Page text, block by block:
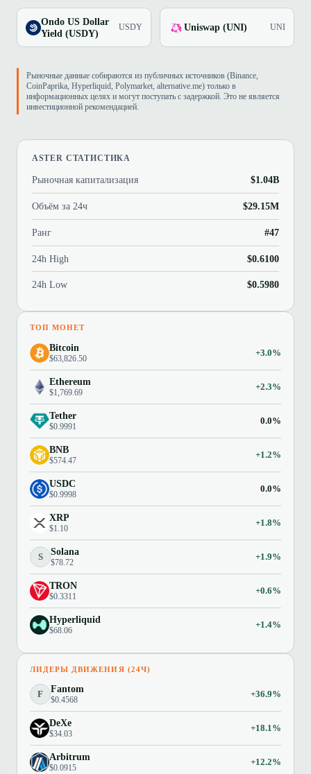
Ondo US Dollar
Yield (USDY)
USDY Uniswap (UNI) UNI
Рыночные данные собираются из публичных источников (Binance,
CoinPaprika, Hyperliquid, Polymarket, alternative.me) только в
информационных целях и могут поступать с задержкой. Это не является
инвестиционной рекомендацией.
ASTER СТАТИСТИКА
Рыночная капитализация $1.04B
Объём за 24ч $29.15M
Ранг #47
24h High $0.6100
24h Low $0.5980
ТОП МОНЕТ
Bitcoin
$63,826.50
+3.0%
Ethereum
$1,769.69
+2.3%
Tether
$0.9991
0.0%
BNB
$574.47
+1.2%
USDC
$0.9998
0.0%
XRP
$1.10
+1.8%
S Solana
$78.72
+1.9%
TRON
$0.3311
+0.6%
Hyperliquid
$68.06
+1.4%
ЛИДЕРЫ ДВИЖЕНИЯ (24Ч)
F Fantom
$0.4568
+36.9%
DeXe
$34.03
+18.1%
Arbitrum
$0.0915
+12.2%